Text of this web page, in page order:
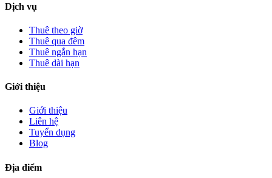
Dịch vụ
Thuê theo giờ
Thuê qua đêm
Thuê ngắn hạn
Thuê dài hạn
Giới thiệu
Giới thiệu
Liên hệ
Tuyển dụng
Blog
Địa điểm